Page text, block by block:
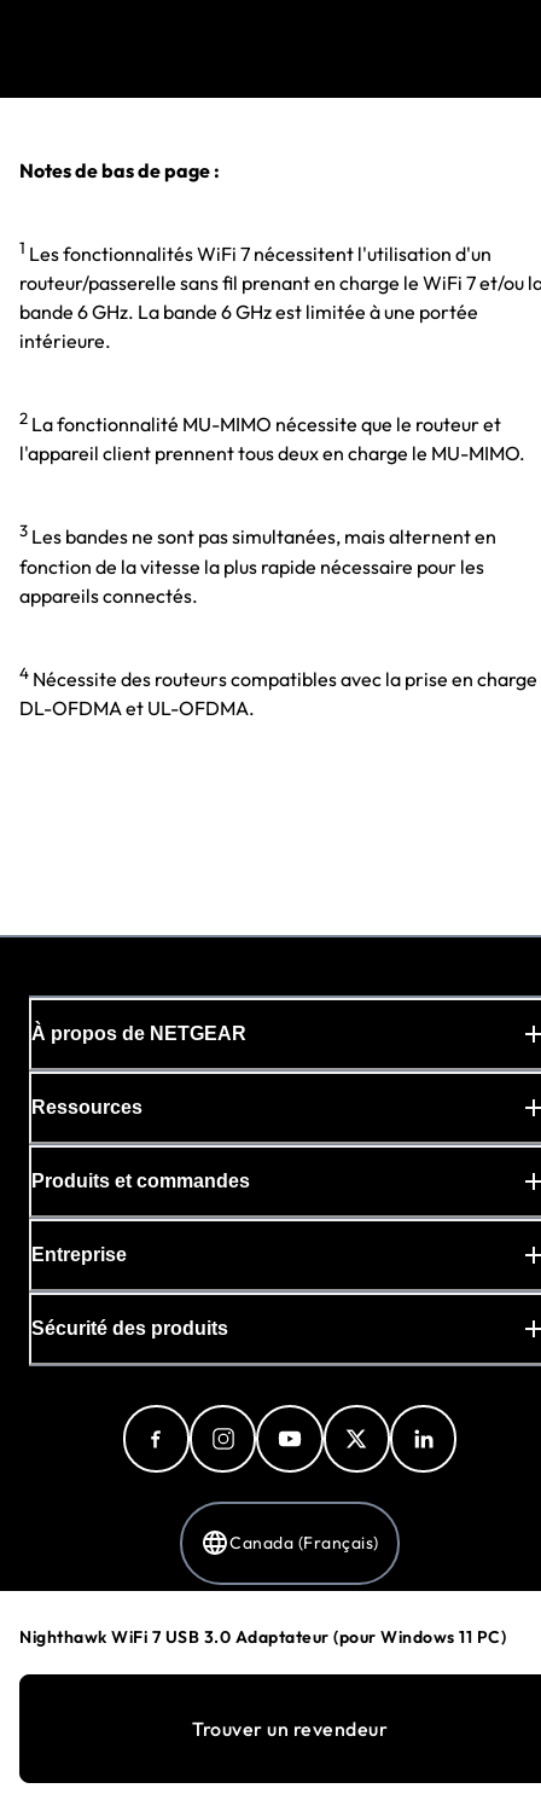
Notes de bas de page :
1 Les fonctionnalités WiFi 7 nécessitent l'utilisation d'un
routeur/passerelle sans fil prenant en charge le WiFi 7 et/ou
bande 6 GHz. La bande 6 GHz est limitée à une portée
intérieure.
2 La fonctionnalité MU-MIMO nécessite que le routeur et
l'appareil client prennent tous deux en charge le MU-MIMO.
3 Les bandes ne sont pas simultanées, mais alternent en
fonction de la vitesse la plus rapide nécessaire pour les
appareils connectés.
4 Nécessite des routeurs compatibles avec la prise en charge
DL-OFDMA et UL-OFDMA.
Nighthawk WiFi 7 USB 3.0 Adaptateur (pour Windows 11 PC)
Trouver un revendeur
À propos de NETGEAR
Ressources
Produits et commandes
Entreprise
Sécurité des produits
Canada (Français)
Politique de confidentialité
Préférences en matière de cookies
©1996-2026 NETGEAR®